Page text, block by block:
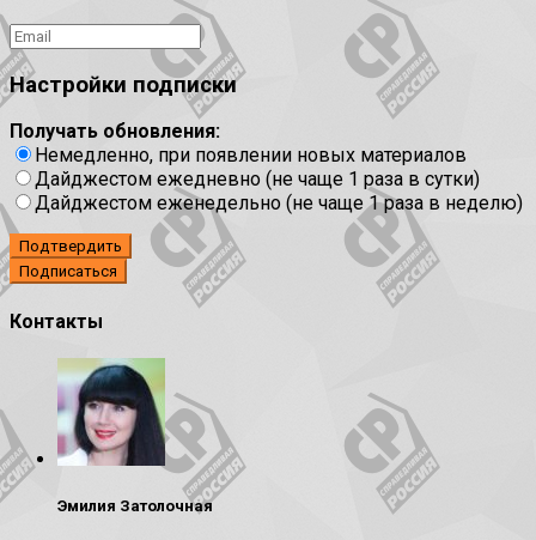
Настройки подписки
Получать обновления:
Немедленно, при появлении новых материалов
Дайджестом ежедневно (не чаще 1 раза в сутки)
Дайджестом еженедельно (не чаще 1 раза в неделю)
Подтвердить
Контакты
Эмилия Затолочная